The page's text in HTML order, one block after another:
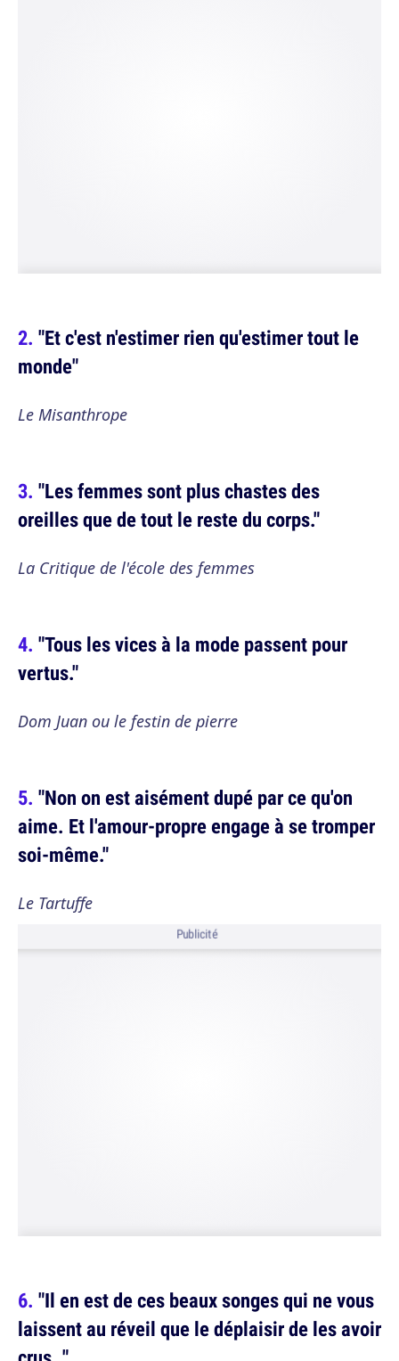
"Et c'est n'estimer rien qu'estimer tout le
monde"
Le Misanthrope
"Les femmes sont plus chastes des
oreilles que de tout le reste du corps."
La Critique de l'école des femmes
"Tous les vices à la mode passent pour
vertus."
Dom Juan ou le festin de pierre
"Non on est aisément dupé par ce qu'on
aime. Et l'amour-propre engage à se tromper
soi-même."
Le Tartuffe
Publicité
"Il en est de ces beaux songes qui ne vous
laissent au réveil que le déplaisir de les avoir